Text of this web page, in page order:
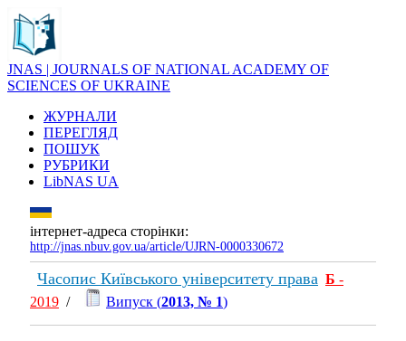
JNAS | JOURNALS OF NATIONAL ACADEMY OF
SCIENCES OF UKRAINE
ЖУРНАЛИ
ПЕРЕГЛЯД
ПОШУК
РУБРИКИ
LibNAS UA
інтернет-адреса сторінки:
http://jnas.nbuv.gov.ua/article/UJRN-0000330672
Часопис Київського університету права Б -
2019 / Випуск (2013, № 1)